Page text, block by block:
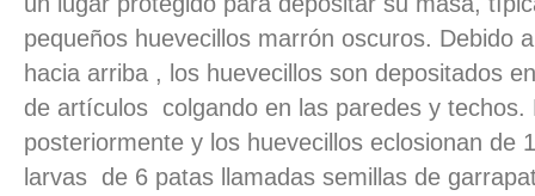
pequeños huevecillos marrón oscuros. Debido
hacia arriba , los huevecillos son depositados
de artículos colgando en las paredes y techos.
posteriormente y los huevecillos eclosionan de
larvas de 6 patas llamadas semillas de